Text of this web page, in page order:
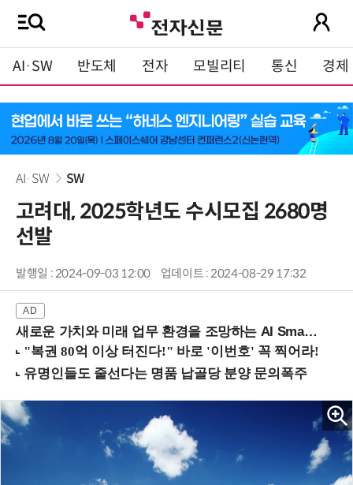
AI·SW 반도체 전자 모빌리티 통신 경제
AI·SW SW
고려대, 2025학년도 수시모집 2680명
선발
발행일 : 2024-09-03 12:00 업데이트 : 2024-08-29 17:32
새로운 가치와 미래 업무 환경을 조망하는 AI Smart Work Summit 2026 (9/11 코엑스)